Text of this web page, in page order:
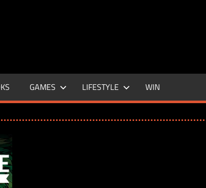
GAMES LIFESTYLE WIN